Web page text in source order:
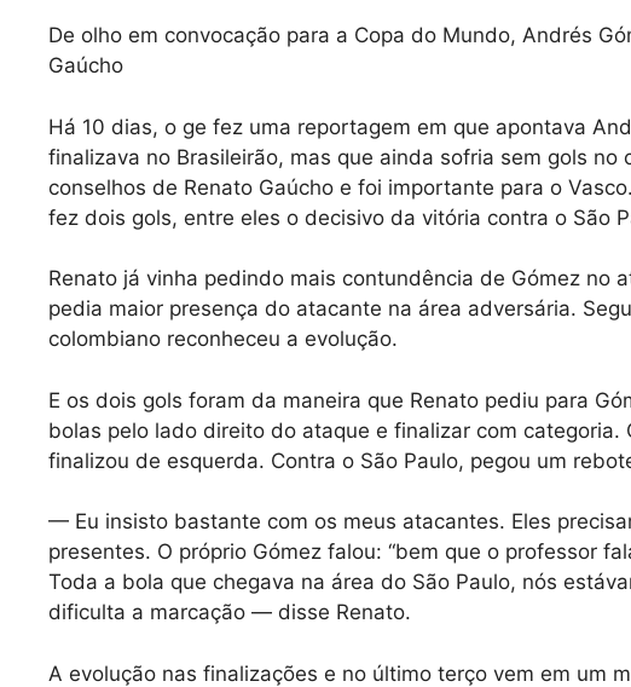
De olho em convocação para a Copa do Mundo, Andrés
Gaúcho
Há 10 dias, o ge fez uma reportagem em que apontava
finalizava no Brasileirão, mas que ainda sofria sem gols
conselhos de Renato Gaúcho e foi importante para o
fez dois gols, entre eles o decisivo da vitória contra o São
Renato já vinha pedindo mais contundência de Gómez no
pedia maior presença do atacante na área adversária.
colombiano reconheceu a evolução.
E os dois gols foram da maneira que Renato pediu para
bolas pelo lado direito do ataque e finalizar com categoria.
finalizou de esquerda. Contra o São Paulo, pegou um
— Eu insisto bastante com os meus atacantes. Eles
presentes. O próprio Gómez falou: “bem que o professor
Toda a bola que chegava na área do São Paulo, nós
dificulta a marcação — disse Renato.
A evolução nas finalizações e no último terço vem em um